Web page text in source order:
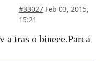
#33027Feb 03, 2015,
15:21
a tras o bineee.Parca